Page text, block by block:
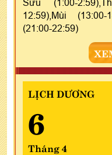
Sửu (1:00-
12:59),Mùi (13:00-
(21:00-22:59)
LỊCH DƯƠNG
6
Tháng 4